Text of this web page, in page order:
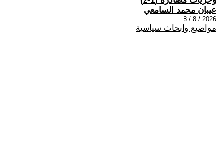
عيبان محمد السامعي
2026 / 8 / 8
مواضيع وابحاث سياسية